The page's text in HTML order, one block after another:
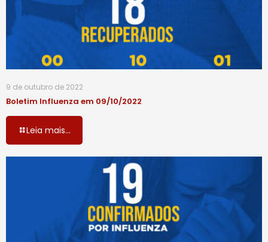
9 de outubro de 2022
Boletim Influenza em 09/10/2022
Leia mais...